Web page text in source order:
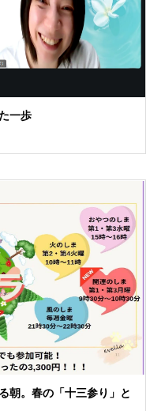
一歩
朝。春の「十三参り」と